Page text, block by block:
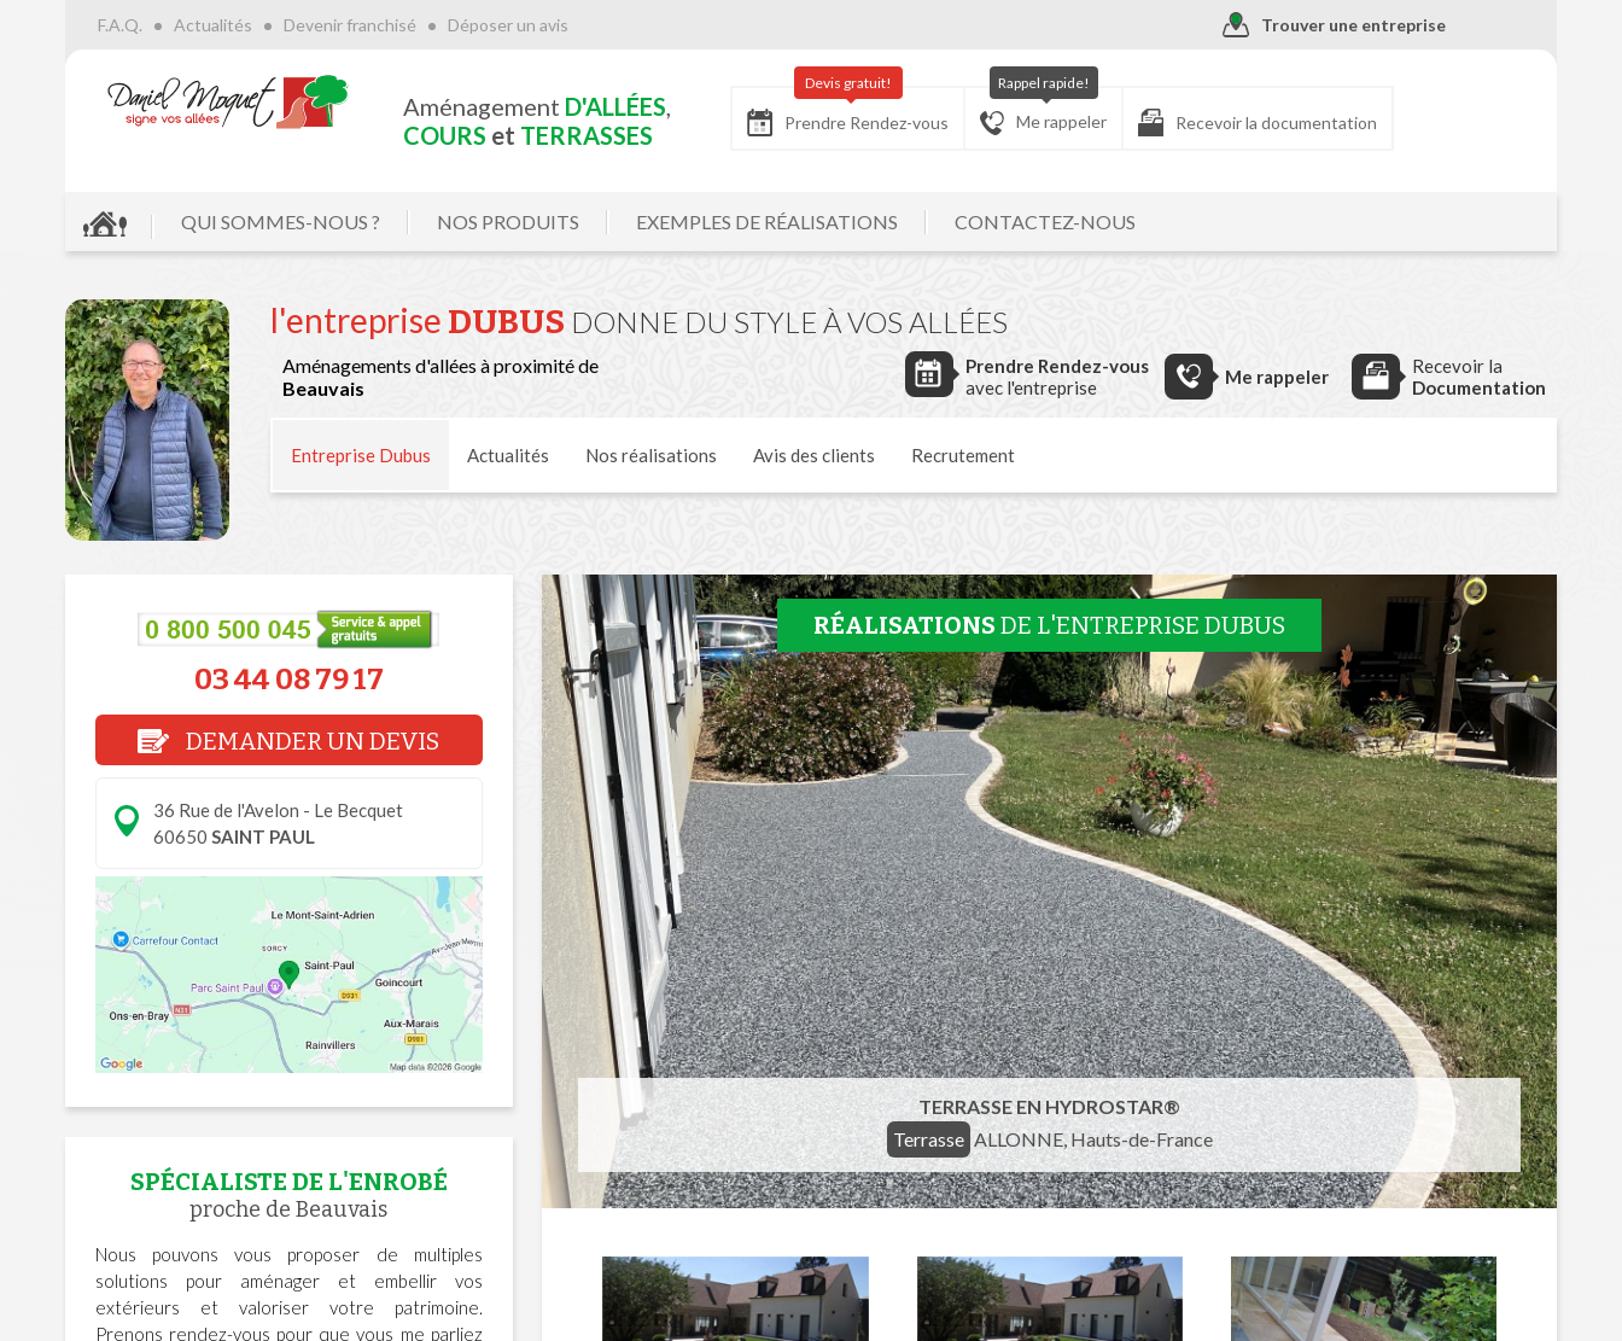
Trouver une entreprise
F.A.Q. Actualités Devenir franchisé Déposer un avis
Aménagement D'ALLÉES,
COURS et TERRASSES Prendre Rendez-vous
Devis gratuit!
Me rappeler
Rappel rapide!
Recevoir la documentation
QUI SOMMES-NOUS ? NOS PRODUITS EXEMPLES DE RÉALISATIONS CONTACTEZ-NOUS
l'entreprise DUBUS DONNE DU STYLE À VOS ALLÉES
Aménagements d'allées à proximité de
Beauvais
Prendre Rendez-vous
avec l'entreprise
Me rappeler
Recevoir la
Documentation
Entreprise Dubus Actualités Nos réalisations Avis des clients Recrutement
03 44 08 79 17
DEMANDER UN DEVIS
36 Rue de l'Avelon - Le Becquet
60650 SAINT PAUL
SPÉCIALISTE DE L'ENROBÉ
proche de Beauvais
Nous pouvons vous proposer de multiples
solutions pour aménager et embellir vos
extérieurs et valoriser votre patrimoine.
Prenons rendez-vous pour que vous me parliez
RÉALISATIONS DE L'ENTREPRISE DUBUS
TERRASSE EN HYDROSTAR®
Terrasse ALLONNE, Hauts-de-France